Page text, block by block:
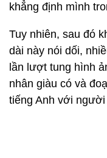
khẳng định mình
Tuy nhiên, sau đó
dài này nói dối,
lần lượt tung hình
nhân giàu có và
tiếng Anh với